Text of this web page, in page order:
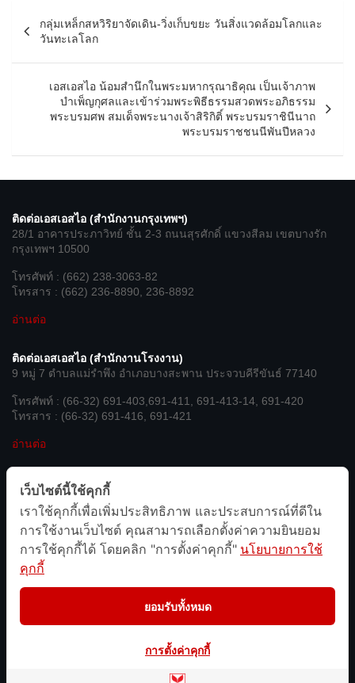
แนะแนว
เรื่อง
กลุ่มเหล็กสหวิริยาจัดเดิน-วิ่งเก็บขยะ วันสิ่งแวดล้อมโลกและ
วันทะเลโลก
เอสเอสไอ น้อมสำนึกในพระมหากรุณาธิคุณ เป็นเจ้าภาพ
บำเพ็ญกุศลและเข้าร่วมพระพิธีธรรมสวดพระอภิธรรม
พระบรมศพ สมเด็จพระนางเจ้าสิริกิติ์ พระบรมราชินีนาถ
พระบรมราชชนนีพันปีหลวง
ติดต่อเอสเอสไอ (สำนักงานกรุงเทพฯ)
28/1 อาคารประภาวิทย์ ชั้น 2-3 ถนนสุรศักดิ์ แขวงสีลม เขตบางรัก
กรุงเทพฯ 10500
โทรศัพท์ : (662) 238-3063-82
โทรสาร : (662) 236-8890, 236-8892
อ่านต่อ
ติดต่อเอสเอสไอ (สำนักงานโรงงาน)
9 หมู่ 7 ตำบลแม่รำพึง อำเภอบางสะพาน ประจวบคีรีขันธ์ 77140
โทรศัพท์ : (66-32) 691-403,691-411, 691-413-14, 691-420
โทรสาร : (66-32) 691-416, 691-421
อ่านต่อ
เชื่อมต่อกับเรา
We’re on Social Networks. Follow us & get in touch.
facebookline twitter instagramyoutubeadmin-
นโยบายการคุ้มครองข้อมูลส่วนบุคคล
SiteMap
เว็บไซต์นี้ใช้คุกกี้
เราใช้คุกกี้เพื่อเพิ่มประสิทธิภาพ และประสบการณ์ที่ดีใน
การใช้งานเว็บไซต์ คุณสามารถเลือกตั้งค่าความยินยอม
การใช้คุกกี้ได้ โดยคลิก "การตั้งค่าคุกกี้" นโยบายการใช้
คุกกี้
ยอมรับทั้งหมด
การตั้งค่าคุกกี้